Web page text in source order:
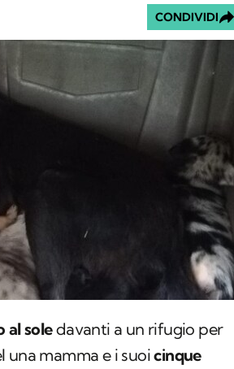
CONDIVIDI
al soledavanti a un rifugio per
una mamma e i suoicinque